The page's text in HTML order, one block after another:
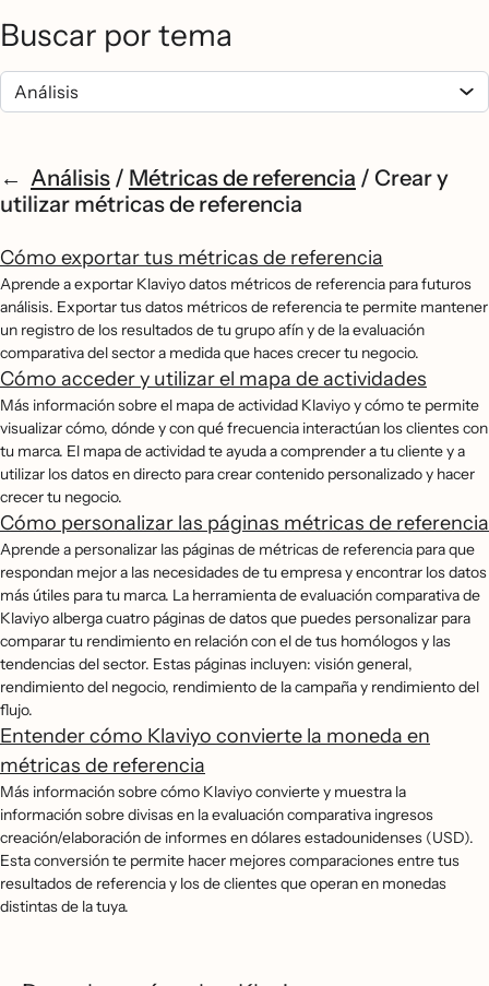
Buscar por tema
Análisis / Métricas de referencia / Crear y
utilizar métricas de referencia
Cómo exportar tus métricas de referencia
Aprende a exportar Klaviyo datos métricos de referencia para futuros
análisis. Exportar tus datos métricos de referencia te permite mantener
un registro de los resultados de tu grupo afín y de la evaluación
comparativa del sector a medida que haces crecer tu negocio.
Cómo acceder y utilizar el mapa de actividades
Más información sobre el mapa de actividad Klaviyo y cómo te permite
visualizar cómo, dónde y con qué frecuencia interactúan los clientes con
tu marca. El mapa de actividad te ayuda a comprender a tu cliente y a
utilizar los datos en directo para crear contenido personalizado y hacer
crecer tu negocio.
Cómo personalizar las páginas métricas de referencia
Aprende a personalizar las páginas de métricas de referencia para que
respondan mejor a las necesidades de tu empresa y encontrar los datos
más útiles para tu marca. La herramienta de evaluación comparativa de
Klaviyo alberga cuatro páginas de datos que puedes personalizar para
comparar tu rendimiento en relación con el de tus homólogos y las
tendencias del sector. Estas páginas incluyen: visión general,
rendimiento del negocio, rendimiento de la campaña y rendimiento del
flujo.
Entender cómo Klaviyo convierte la moneda en
métricas de referencia
Más información sobre cómo Klaviyo convierte y muestra la
información sobre divisas en la evaluación comparativa ingresos
creación/elaboración de informes en dólares estadounidenses (USD).
Esta conversión te permite hacer mejores comparaciones entre tus
resultados de referencia y los de clientes que operan en monedas
distintas de la tuya.